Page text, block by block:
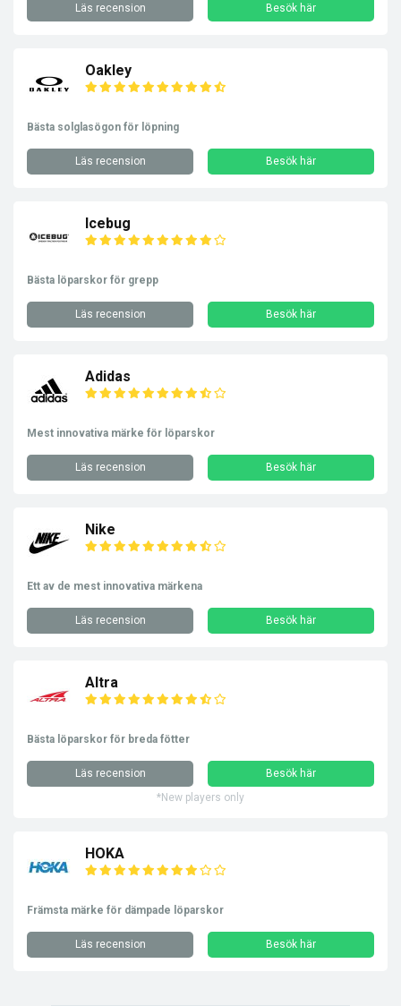
Läs recension Besök här
Oakley
Bästa solglasögon för löpning
Läs recension Besök här
Icebug
Bästa löparskor för grepp
Läs recension Besök här
Adidas
Mest innovativa märke för löparskor
Läs recension Besök här
Nike
Ett av de mest innovativa märkena
Läs recension Besök här
Altra
Bästa löparskor för breda fötter
Läs recension
Besök här
*New players only
HOKA
Främsta märke för dämpade löparskor
Läs recension Besök här